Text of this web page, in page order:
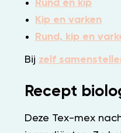
Rund en kip
Kip en varken
Rund, kip en
Bij zelf
Recept
Deze Tex-mex